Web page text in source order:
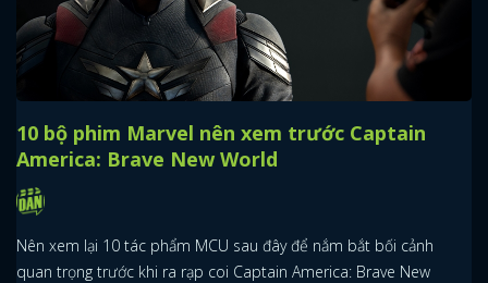
10 bộ phim Marvel nên xem trước Captain
America: Brave New World
Nên xem lại 10 tác phẩm MCU sau đây để nắm bắt bối cảnh
quan trọng trước khi ra rạp coi Captain America: Brave New